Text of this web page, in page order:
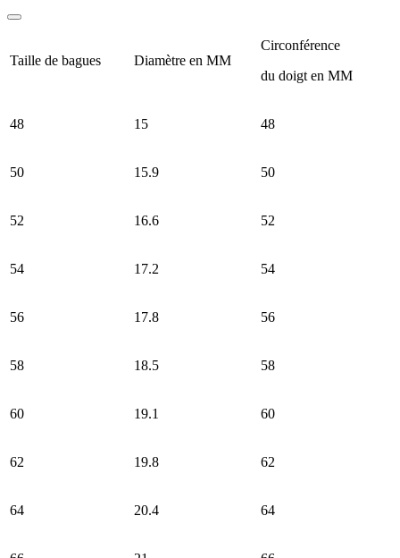
Taille de bagues Diamètre en MM
Circonférence
du doigt en MM
48 15 48
50 15.9 50
52 16.6 52
54 17.2 54
56 17.8 56
58 18.5 58
60 19.1 60
62 19.8 62
64 20.4 64